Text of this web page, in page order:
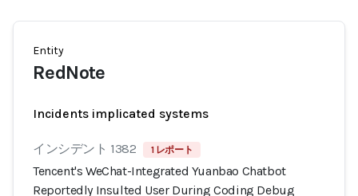
Entity
RedNote
Incidents implicated systems
インシデント 1382 1 レポート
Tencent's WeChat-Integrated Yuanbao Chatbot
Reportedly Insulted User During Coding Debug